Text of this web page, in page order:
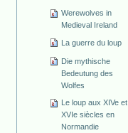
Werewolves in
Medieval Ireland
La guerre du loup
Die mythische
Bedeutung des
Wolfes
Le loup aux XIVe et
XVIe siècles en
Normandie